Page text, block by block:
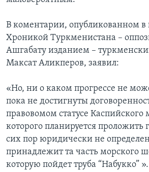
В коментарии, опубликованном
Хроникой Туркменистана –
Ашгабату изданием –
Максат Аликперов, заявил:
«Но, ни о каком прогрессе не
пока не достигнуты
правовомом статусе Каспийского
которого планируется проложить
сих пор юридически не
принадлежит та часть морского
которую пойдет труба “Набукко” ».